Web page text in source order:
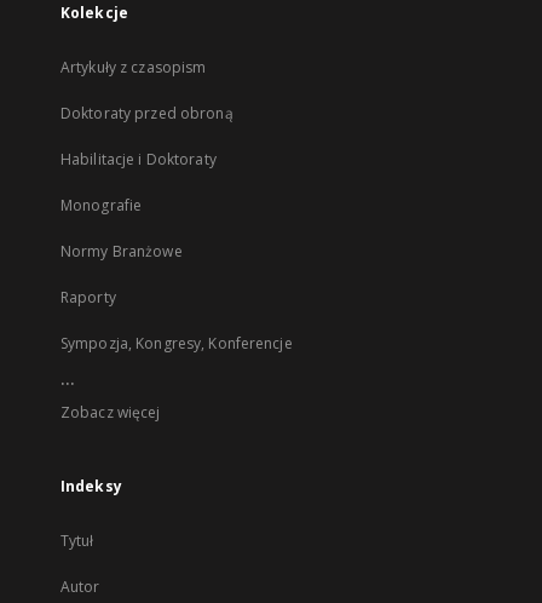
Kolekcje
Artykuły z czasopism
Doktoraty przed obroną
Habilitacje i Doktoraty
Monografie
Normy Branżowe
Raporty
Sympozja, Kongresy, Konferencje
...
Zobacz więcej
Indeksy
Tytuł
Autor